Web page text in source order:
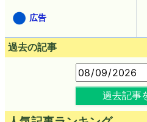
広告
過去の記事
過去記事